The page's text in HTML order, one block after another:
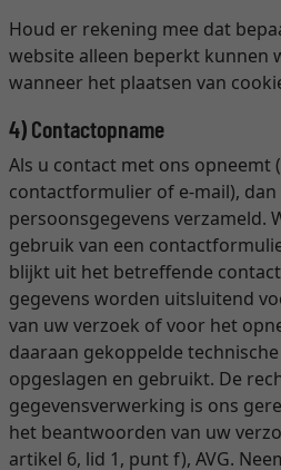
Houd er rekening mee dat
website alleen beperkt kunnen
wanneer het plaatsen van
4) Contactopname
Als u contact met ons opneemt
contactformulier of e-mail),
persoonsgegevens verzameld.
gebruik van een
blijkt uit het betreffende
gegevens worden uitsluitend
van uw verzoek of voor het
daaraan gekoppelde
opgeslagen en gebruikt. De
gegevensverwerking is ons
het beantwoorden van uw
artikel 6, lid 1, punt f), AVG.